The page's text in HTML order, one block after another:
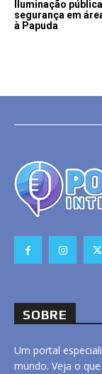
Iluminação
segurança em
à Papuda
SOBRE
Um portal
mundo. Veja o